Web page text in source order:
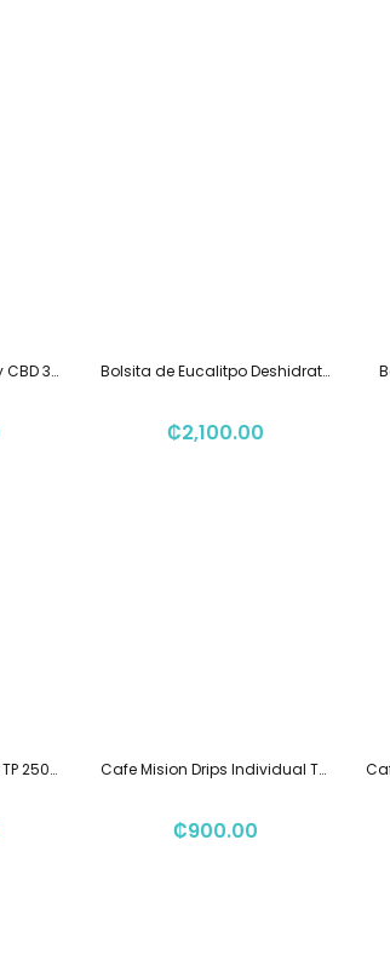
Bellabucha Tranquility CBD 355ml Bolsita de Eucalitpo Deshidratado en Hojas 30g May Manu
₡2,100.00
Cafe Britt Iced Vainilla TP 250ml Cafe Mision Drips Individual Tueste Medio
₡900.00